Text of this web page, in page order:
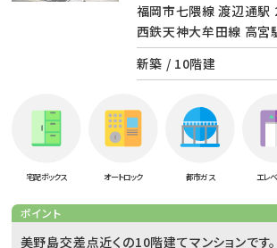
福岡市七隈線 渡辺通駅
西鉄天神大牟田線 高宮
新築 / 10階建
宅配ボックス オートロック 都市ガス エレ
ポイント
美野島交差点近くの10階建てマンションです。